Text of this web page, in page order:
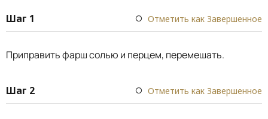
Шаг 1 Отметить как Завершенное
Приправить фарш солью и перцем, перемешать.
Шаг 2 Отметить как Завершенное